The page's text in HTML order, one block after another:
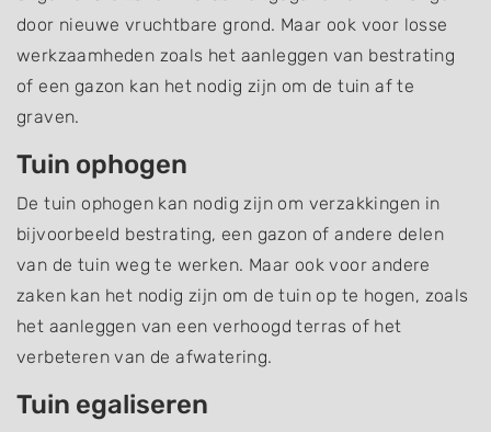
door nieuwe vruchtbare grond. Maar ook voor losse
werkzaamheden zoals het aanleggen van bestrating
of een gazon kan het nodig zijn om de tuin af te
graven.
Tuin ophogen
De tuin ophogen kan nodig zijn om verzakkingen in
bijvoorbeeld bestrating, een gazon of andere delen
van de tuin weg te werken. Maar ook voor andere
zaken kan het nodig zijn om de tuin op te hogen, zoals
het aanleggen van een verhoogd terras of het
verbeteren van de afwatering.
Tuin egaliseren